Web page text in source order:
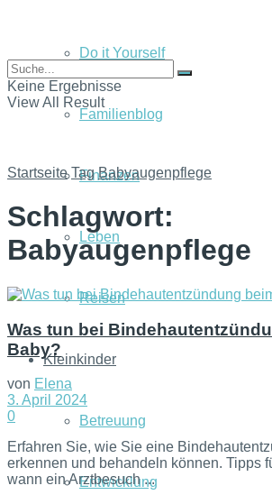
Do it Yourself
Familienblog
Finanzen
Leben
Reisen
Kleinkinder
Betreuung
Entwicklung
Keine Ergebnisse
View All Result
Startseite Tag Babyaugenpflege
Schlagwort:
Babyaugenpflege
Was tun bei
Baby?
von Elena
3. April 2024
0
Erfahren Sie, wie Sie eine
erkennen und behandeln können. Tipps
wann ein Arztbesuch ...